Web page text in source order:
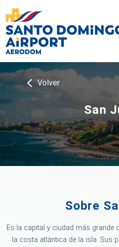
Volver
San
Sobre
Es la capital y ciudad más grande
la costa atlántica de la isla. Sus